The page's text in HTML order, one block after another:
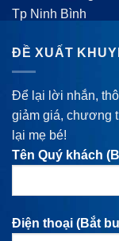
Tp Ninh Bình
ĐỀ XUẤT
Để lại lời nhắn,
giảm giá, chương
lại mẹ bé!
Tên Quý khách
Điện thoại (Bắt